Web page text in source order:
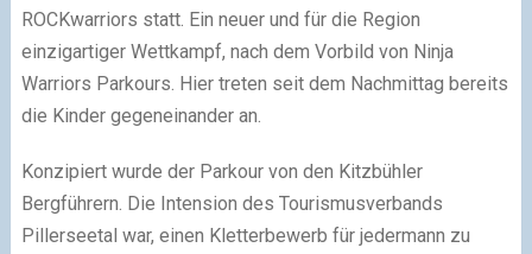
ROCKwarriors statt. Ein neuer und für die Region
einzigartiger Wettkampf, nach dem Vorbild von Ninja
Warriors Parkours. Hier treten seit dem Nachmittag bereits
die Kinder gegeneinander an.
Konzipiert wurde der Parkour von den Kitzbühler
Bergführern. Die Intension des Tourismusverbands
Pillerseetal war, einen Kletterbewerb für jedermann zu